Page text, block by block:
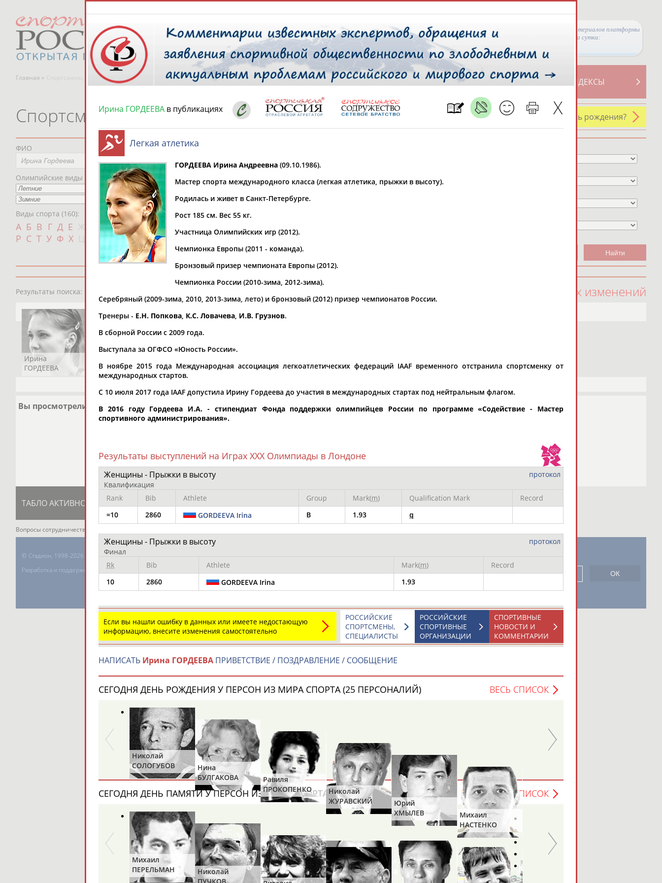
Просмотры материалов платформы
за сутки:
Главная » Спортсмены, тренеры и специалисты СВОДНЫЕ ИНДЕКСЫ
ТАБЛО АКТИВНОСТИ
РЕСУРСНАЯ ПЛОЩАДКА
У кого сегодня день рождения?
Спортсмены, тренеры и специалисты
ФИО
Олимпийские виды спорта
Виды спорта (160):
А Б В Г Д Е И К Л М Н О
П
Р С Т У Ф Х Ш Щ Э Ю Я
Место рождения
Дата рождения
Результаты поиска: 100 последних изменений
Ирина
ГОРДЕЕВА
Вы просмотрели
ТАБЛО АКТИВНОСТИ ЦЕЛИ ПРОЕКТА НАШИ КНОПКИ РЕКЛАМА
Вопросы сотрудничества и совместной деятельности
© Стадион, 1998-2026
Разработка и поддержка ООО НАИТ «Стадион»
Подпишись
Ирина ГОРДЕЕВА в публикациях
Легкая атлетика
ГОРДЕЕВА Ирина Андреевна (09.10.1986).
Мастер спорта международного класса (легкая атлетика, прыжки в высоту).
Родилась и живет в Санкт-Петербурге.
Рост 185 см. Вес 55 кг.
Участница Олимпийских игр (2012).
Чемпионка Европы (2011 - команда).
Бронзовый призер чемпионата Европы (2012).
Чемпионка России (2010-зима, 2012-зима).
Серебряный (2009-зима, 2010, 2013-зима, лето) и бронзовый (2012) призер чемпионатов России.
Тренеры - Е.Н. Попкова К.С. Ловачева И.В. Грузнов.
В сборной России с 2009 года.
Выступала за ОГФСО «Юность России».
В ноябре 2015 года Международная ассоциация легкоатлетических федераций IAAF временного отстранила спортсменку от
международных стартов.
С 10 июля 2017 года IAAF допустила Ирину Гордеева до участия в международных стартах под нейтральным флагом.
В 2016 году Гордеева И.А. - стипендиат Фонда поддержки олимпийцев России по программе «Содействие - Мастер
спортивного администрирования».
Результаты выступлений на Играх XXX Олимпиады в Лондоне
протокол
Женщины - Прыжки в высоту
Квалификация
Rank
Bib Athlete Group Mark(m) Qualification Mark
Record
=10
2860 GORDEEVA Irina B 1.93 q
протокол
Женщины - Прыжки в высоту
Финал
Rk
Bib Athlete Mark(m)
Record
10
2860 GORDEEVA Irina 1.93
Если вы нашли ошибку в данных или имеете недостающую
информацию, внесите изменения самостоятельно
СПОРТИВНЫЕ
НОВОСТИ И
КОММЕНТАРИИ
РОССИЙСКИЕ
СПОРТИВНЫЕ
ОРГАНИЗАЦИИ
РОССИЙСКИЕ
СПОРТСМЕНЫ,
СПЕЦИАЛИСТЫ
НАПИСАТЬ Ирина ГОРДЕЕВА ПРИВЕТСТВИЕ / ПОЗДРАВЛЕНИЕ / СООБЩЕНИЕ
СЕГОДНЯ ДЕНЬ РОЖДЕНИЯ У ПЕРСОН ИЗ МИРА СПОРТА (25 ПЕРСОНАЛИЙ) ВЕСЬ СПИСОК
Николай
СОЛОГУБОВ
Нина
БУЛГАКОВА
Равиля
ПРОКОПЕНКО
(САЛИМОВА)
Николай
ЖУРАВСКИЙ
Юрий
ХМЫЛЕВ
Михаил
НАСТЕНКО
СЕГОДНЯ ДЕНЬ ПАМЯТИ У ПЕРСОН ИЗ МИРА СПОРТА (4 ПЕРСОНАЛИЙ) ВЕСЬ СПИСОК
Михаил
ПЕРЕЛЬМАН
(ПЕРЛЬМАН)
Николай
ПУЧКОВ